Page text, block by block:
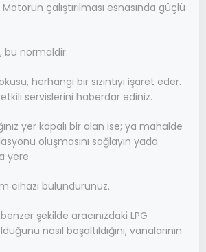
Motorun çalıştırılması esnasında güçlü
bu normaldir.
herhangi bir sızıntıyı işaret eder.
servislerini haberdar ediniz.
yer kapalı bir alan ise; ya mahalde
oluşmasını sağlayın yada
yere
cihazı bulundurunuz.
şekilde aracınızdaki LPG
nasıl boşaltıldığını, vanalarının